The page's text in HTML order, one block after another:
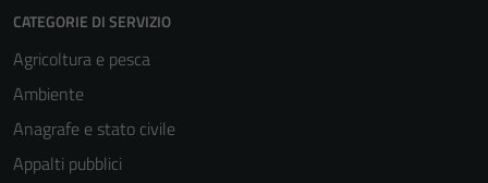
CATEGORIE DI SERVIZIO
Agricoltura e pesca
Ambiente
Anagrafe e stato civile
Appalti pubblici